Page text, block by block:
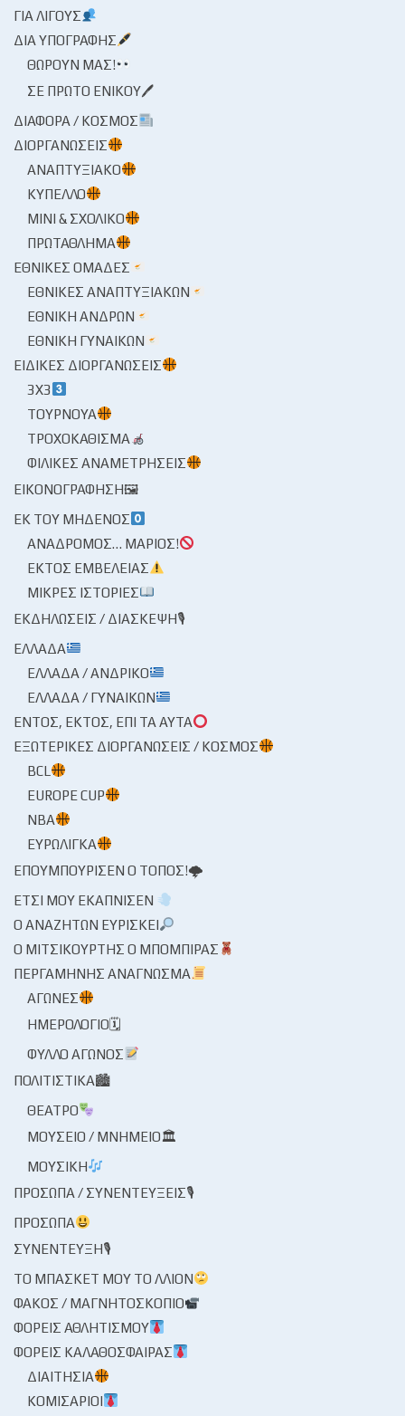
ΓΙΑ ΛΊΓΟΥΣ
ΔΙΑ ΥΠΟΓΡΑΦΉΣ
ΘΩΡΟΎΝ ΜΑΣ!
ΣΕ ΠΡΏΤΟ ΕΝΙΚΟΎ🖊
ΔΙΆΦΟΡΑ / ΚΌΣΜΟΣ
ΔΙΟΡΓΑΝΏΣΕΙΣ
ΑΝΑΠΤΥΞΙΑΚΌ
ΚΎΠΕΛΛΟ
ΜΊΝΙ & ΣΧΟΛΙΚΌ
ΠΡΩΤΆΘΛΗΜΑ
ΕΘΝΙΚΈΣ ΟΜΆΔΕΣ
ΕΘΝΙΚΈΣ ΑΝΑΠΤΥΞΙΑΚΏΝ
ΕΘΝΙΚΉ ΑΝΔΡΏΝ
ΕΘΝΙΚΉ ΓΥΝΑΙΚΏΝ
ΕΙΔΙΚΈΣ ΔΙΟΡΓΑΝΏΣΕΙΣ
3X3
ΤΟΥΡΝΟΥΆ
ΤΡΟΧΟΚΆΘΙΣΜΑ
ΦΙΛΙΚΈΣ ΑΝΑΜΕΤΡΉΣΕΙΣ
ΕΙΚΟΝΟΓΡΆΦΗΣΗ🖼
ΕΚ ΤΟΥ ΜΗΔΕΝΌΣ
ΑΝΆΔΡΟΜΟΣ… ΜΆΡΙΟΣ!
ΕΚΤΌΣ ΕΜΒΈΛΕΙΑΣ
ΜΙΚΡΈΣ ΙΣΤΟΡΊΕΣ
ΕΚΔΗΛΏΣΕΙΣ / ΔΙΆΣΚΕΨΗ🎙
ΕΛΛΆΔΑ
ΕΛΛΆΔΑ / ΑΝΔΡΙΚΌ
ΕΛΛΆΔΑ / ΓΥΝΑΙΚΏΝ
ΕΝΤΌΣ, ΕΚΤΌΣ, ΕΠΊ ΤΑ ΑΥΤΆ
ΕΞΩΤΕΡΙΚΈΣ ΔΙΟΡΓΑΝΏΣΕΙΣ / ΚΌΣΜΟΣ
BCL
EUROPE CUP
NBA
ΕΥΡΩΛΊΓΚΑ
ΕΠΟΥΜΠΟΎΡΙΣΕΝ Ο ΤΌΠΟΣ!🌩
ΈΤΣΙ ΜΟΥ ΕΚΆΠΝΙΣΕΝ
Ο ΑΝΑΖΗΤΏΝ ΕΥΡΊΣΚΕΙ
Ο ΜΙΤΣΙΚΟΥΡΤΉΣ Ο ΜΠΌΜΠΙΡΑΣ
ΠΕΡΓΑΜΗΝΉΣ ΑΝΆΓΝΩΣΜΑ
ΑΓΏΝΕΣ
ΗΜΕΡΟΛΌΓΙΟ🗓
ΦΎΛΛΟ ΑΓΏΝΟΣ
ΠΟΛΙΤΙΣΤΙΚΆ🏙
ΘΈΑΤΡΟ
ΜΟΥΣΕΊΟ / ΜΝΗΜΕΊΟ🏛
ΜΟΥΣΙΚΉ
ΠΡΌΣΩΠΑ / ΣΥΝΕΝΤΕΎΞΕΙΣ🎙
ΠΡΌΣΩΠΑ
ΣΥΝΈΝΤΕΥΞΗ🎙
ΤΟ ΜΠΆΣΚΕΤ ΜΟΥ ΤΟ ΛΛΊΟΝ
ΦΑΚΌΣ / ΜΑΓΝΗΤΟΣΚΌΠΙΟ
ΦΟΡΕΊΣ ΑΘΛΗΤΙΣΜΟΎ
ΦΟΡΕΊΣ ΚΑΛΑΘΌΣΦΑΙΡΑΣ
ΔΙΑΙΤΗΣΊΑ
ΚΟΜΙΣΆΡΙΟΙ